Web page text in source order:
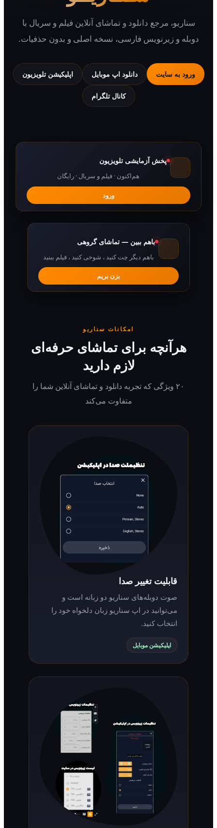
مرجع دانلود و تماشای آنلاین فیلم و سریال با
و زیرنویس فارسی، نسخه اصلی و بدون حذفیات.
به سایت دانلود اپ موبایل اپلیکیشن تلویزیون
کانال تلگرام
پخش آزمایشی تلویزیون
هم‌اکنون · فیلم و سریال · رایگان
باهم ببین — تماشای گروهی
باهم دیگر چت کنید ، شوخی کنید ، فیلم ببنید
امکانات سناریو
برای تماشای حرفه‌ای
لازم دارید
۲۰ ویژگی که تجربه دانلود و تماشای آنلاین شما را
متفاوت می‌کند
قابلیت تغییر صدا
صوت دوبله‌های سناریو دو زبانه است و
می‌توانید در اپ سناریو زبان دلخواه خود را
انتخاب کنید.
اپلیکیشن موبایل